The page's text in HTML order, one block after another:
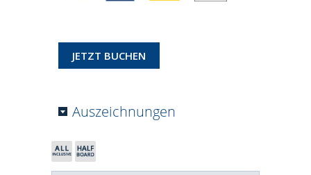
JETZT BUCHEN
Auszeichnungen